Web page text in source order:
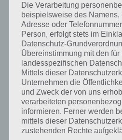
4 Bilder 1
(März 2024)
Lösungen
LÖSUNGEN 01.
4 Bilder 1 Wort
(Februar 2024)
Lösungen
LÖSUNGEN 01.
4 Bilder 1
2024)
LÖSUNGEN 01.
Die Verarbeitung
beispielsweise des Namens,
Adresse oder
Person, erfolgt stets im
Datenschutz-
Übereinstimmung mit den
landesspezifischen
Mittels dieser
Unternehmen die
und Zweck der von uns
verarbeiteten
informieren. Ferner werden
mittels dieser
zustehenden Rechte